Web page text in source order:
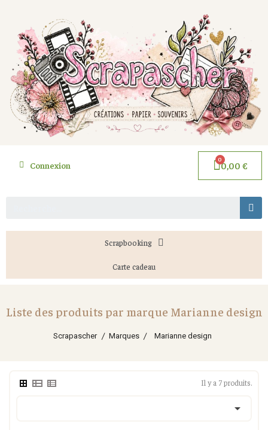
Connexion 0,00 €
Scrapbooking
Carte cadeau
Liste des produits par marque Marianne design
Scrapascher Marques Marianne design
Il y a 7 produits.
